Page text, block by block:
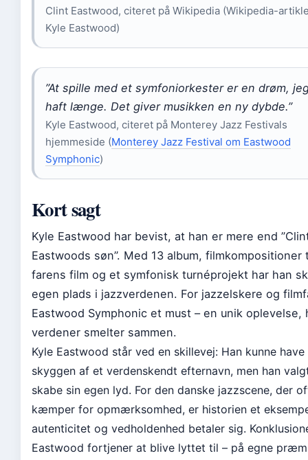
Clint Eastwood, citeret på Wikipedia (Wikipedia-
Kyle Eastwood)
”At spille med et symfoniorkester er en drøm,
haft længe. Det giver musikken en ny dybde.”
Kyle Eastwood, citeret på Monterey Jazz Festivals
hjemmeside (Monterey Jazz Festival om Eastwood
Symphonic)
Kort sagt
Kyle Eastwood har bevist, at han er mere end
Eastwoods søn”. Med 13 album, filmkompositioner
farens film og et symfonisk turnéprojekt har han
egen plads i jazzverdenen. For jazzelskere og
Eastwood Symphonic et must – en unik oplevelse,
verdener smelter sammen.
Kyle Eastwood står ved en skillevej: Han kunne
skyggen af et verdenskendt efternavn, men han
skabe sin egen lyd. For den danske jazzscene, der
kæmper for opmærksomhed, er historien et
autenticitet og vedholdenhed betaler sig.
Eastwood fortjener at blive lyttet til – på egne